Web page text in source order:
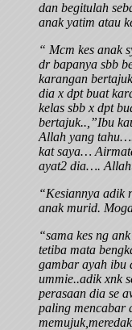
dan begitulah
anak yatim atau
“ Mcm kes anak
dr bapanya sbb
karangan
dia x dpt buat
kelas sbb x dpt
bertajuk..,”Ibu
Allah yang
kat saya…
ayat2 dia….
“Kesiannya adik
anak murid.
“sama kes ng
tetiba mata
gambar ayah ibu
ummie..adik xnk
perasaan dia se
paling mencabar